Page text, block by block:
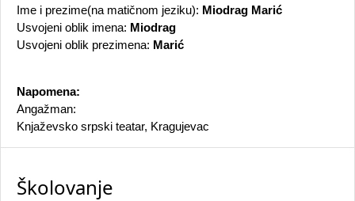
Ime i prezime(na matičnom jeziku): Miodrag Marić
Usvojeni oblik imena: Miodrag
Usvojeni oblik prezimena: Marić
Napomena:
Angažman:
Knjaževsko srpski teatar, Kragujevac
Školovanje